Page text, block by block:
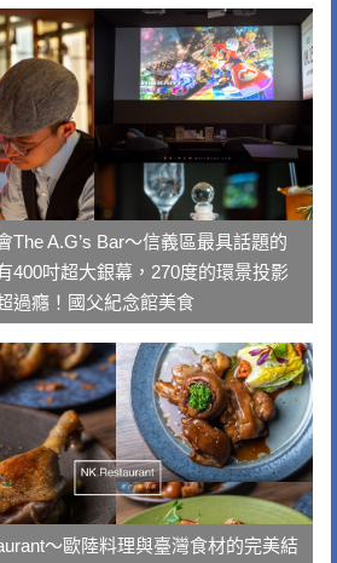
The A.G’s Bar～信義區最具話題的
400吋超大銀幕，270度的環景投影
過癮！國父紀念館美食
～歐陸料理與臺灣食材的完美結